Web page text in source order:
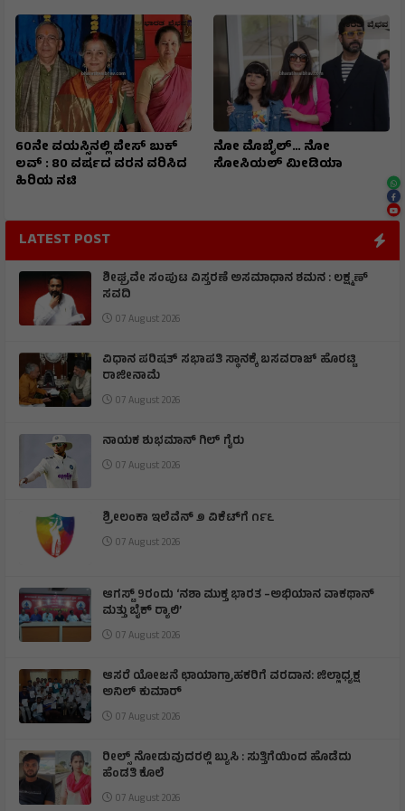
60ನೇ ವಯಸ್ಸಿನಲ್ಲಿ ಪೇಸ್ ಬುಕ್
ಲವ್ : 80 ವರ್ಷದ ವರನ ವರಿಸಿದ
ಹಿರಿಯ ನಟಿ
ನೋ ಮೊಬೈಲ್… ನೋ
ಸೋಸಿಯಲ್ ಮೀಡಿಯಾ
LATEST POST
ಶೀಘ್ರವೇ ಸಂಪುಟ ವಿಸ್ತರಣೆ ಅಸಮಾಧಾನ ಶಮನ : ಲಕ್ಷ್ಮಣ್
ಸವದಿ
07 August 2026
ವಿಧಾನ ಪರಿಷತ್ ಸಭಾಪತಿ ಸ್ಥಾನಕ್ಕೆ ಬಸವರಾಜ್ ಹೊರಟ್ಟಿ
ರಾಜೀನಾಮೆ
07 August 2026
ನಾಯಕ ಶುಭಮಾನ್ ಗಿಲ್ ಗೈರು
07 August 2026
ಶ್ರೀಲಂಕಾ ಇಲೆವೆನ್ ೨ ವಿಕೆಟ್‌ಗೆ ೧೯೬
07 August 2026
ಆಗಸ್ಟ್ 9ರಂದು ‘ನಶಾ ಮುಕ್ತ ಭಾರತ –ಅಭಿಯಾನ ವಾಕಥಾನ್
ಮತ್ತು ಬೈಕ್ ರ‍್ಯಾಲಿ’
07 August 2026
ಆಸರೆ ಯೋಜನೆ ಛಾಯಾಗ್ರಾಹಕರಿಗೆ ವರದಾನ: ಜಿಲ್ಲಾಧ್ಯಕ್ಷ
ಅನಿಲ್ ಕುಮಾರ್
07 August 2026
ರೀಲ್ಸ್ ನೋಡುವುದರಲ್ಲಿ ಬ್ಯುಸಿ : ಸುತ್ತಿಗೆಯಿಂದ ಹೊಡೆದು
ಹೆಂಡತಿ ಕೊಲೆ
07 August 2026